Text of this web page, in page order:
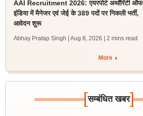
AAI Recruitment 2026: एयरपोर्ट अथॉरिटी ऑफ
इंडिया में मैनेजर एवं जेई के 389 पदों पर निकली भर्ती,
आवेदन शुरू
Abhay Pratap Singh | Aug 8, 2026 | 2 mins read
More
[सम्बंधित खबर]